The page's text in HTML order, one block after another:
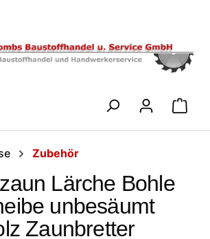
Zubehör
Lärche Bohle
unbesäumt
Zaunbretter